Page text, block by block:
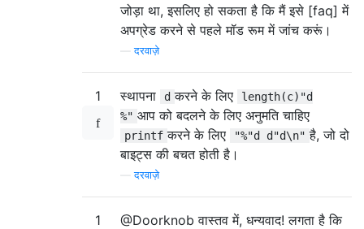
जोड़ा था, इसलिए हो सकता है कि मैं इसे [faq] में
अपग्रेड करने से पहले मॉड रूम में जांच करूं।
—दरवाज़े
1 स्थापना d करने के लिए
length(c)"d
%" आप को बदलने के लिए अनुमति चाहिए
printf करने के लिए "%"d d"d\n" है, जो दो
बाइट्स की बचत होती है।
—दरवाज़े
1
@Doorknob वास्तव में, धन्यवाद! लगता है कि